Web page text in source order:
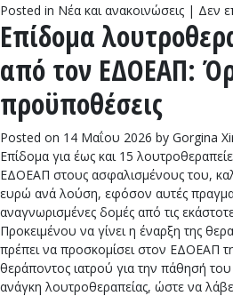
Posted in Νέα και ανακοινώσεις | Δεν
Επίδομα
από τον ΕΔΟΕΑΠ:
προϋποθέσεις
Posted on 14 Μαΐου 2026 by Gorgina
Επίδομα για έως και 15
ΕΔΟΕΑΠ στους ασφαλισμένους του,
ευρώ ανά λούση, εφόσον αυτές
αναγνωρισμένες δομές από τις
Προκειμένου να γίνει η έναρξη της
πρέπει να προσκομίσει στον ΕΔΟΕΑΠ
θεράποντος ιατρού για την πάθησή του
ανάγκη λουτροθεραπείας, ώστε να